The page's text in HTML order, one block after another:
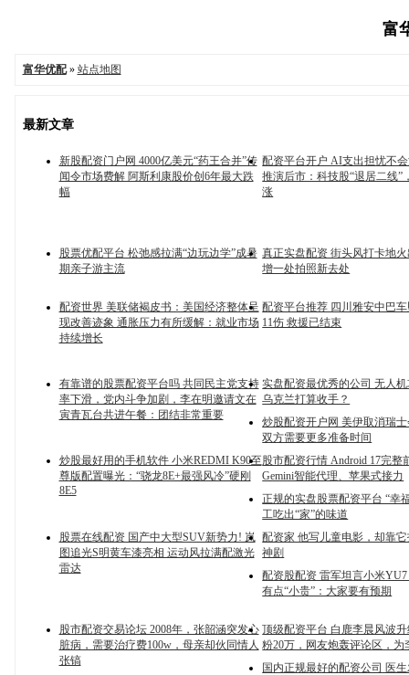
富
富华优配» 站点地图
最新文章
新股配资门户网 4000亿美元“药王合并”传
闻令市场费解 阿斯利康股价创6年最大跌
幅
配资平台开户 AI支出担忧不
推演后市：科技股“退居二线”
涨
股票优配平台 松弛感拉满“边玩边学”成暑
期亲子游主流
真正实盘配资 街头风打卡地
增一处拍照新去处
配资世界 美联储褐皮书：美国经济整体呈
现改善迹象 通胀压力有所缓解：就业市场
持续增长
配资平台推荐 四川雅安中巴
11伤 救援已结束
有靠谱的股票配资平台吗 共同民主党支持
率下滑，党内斗争加剧，李在明邀请文在
寅青瓦台共进午餐：团结非常重要
实盘配资最优秀的公司 无人
乌克兰打算收手？
炒股配资开户网 美伊取消瑞
双方需要更多准备时间
炒股最好用的手机软件 小米REDMI K90至
尊版配置曝光：“骁龙8E+最强风冷”硬刚
8E5
股市配资行情 Android 17完整
Gemini智能代理、苹果式接力
正规的实盘股票配资平台 “幸
工吃出“家”的味道
股票在线配资 国产中大型SUV新势力! 岚
图追光S明黄车漆亮相 运动风拉满配激光
雷达
配资家 他写儿童电影，却靠
神剧
配资股配资 雷军坦言小米
有点“小贵”：大家要有预期
股市配资交易论坛 2008年，张韶涵突发心
脏病，需要治疗费100w，母亲却伙同情人
张镐
顶级配资平台 白鹿李晨风波
粉20万，网友炮轰评论区，为
国内正规最好的配资公司 医